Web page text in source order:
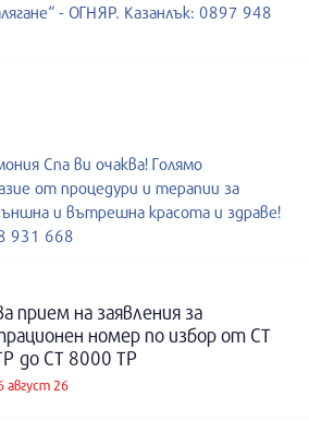
- ОГНЯР. Казанлък: 0897 948
Спа ви очаква! Голямо
от процедури и терапии за
и вътрешна красота и здраве!
931 668
прием на заявления за
номер по избор от СТ
до СТ 8000 ТР
август 26